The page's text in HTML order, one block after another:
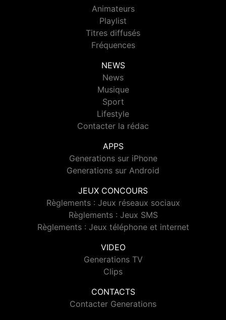
Animateurs
Playlist
Titres diffusés
Fréquences
NEWS
News
Musique
Sport
Lifestyle
Contacter la rédac
APPS
Generations sur iPhone
Generations sur Android
JEUX CONCOURS
Règlements : Jeux réseaux sociaux
Règlements : Jeux SMS
Règlements : Jeux téléphone et internet
VIDEO
Generations TV
Clips
CONTACTS
Contacter Generations